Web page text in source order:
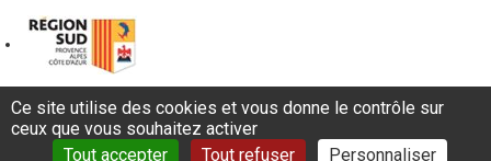
Ce site utilise des cookies et vous donne le contrôle sur
ceux que vous souhaitez activer
Tout accepter
Tout refuser Personnaliser